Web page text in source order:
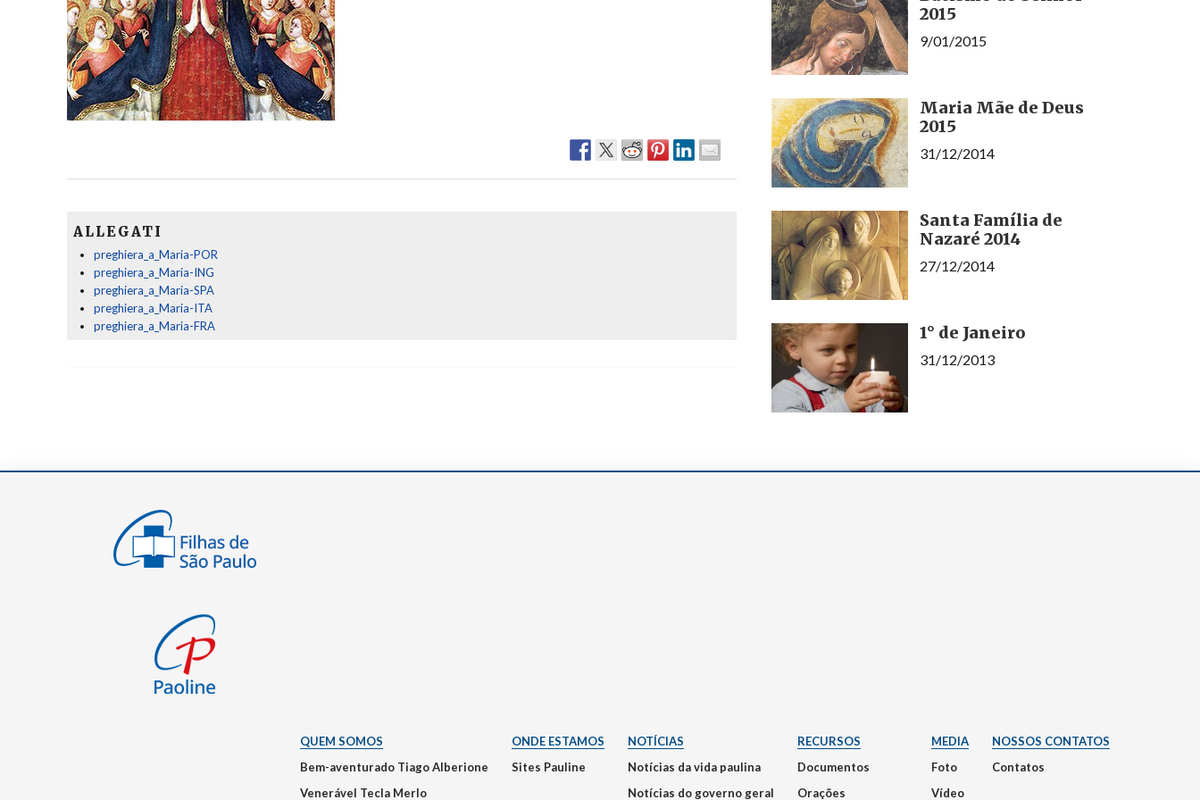
ALLEGATI
preghiera_a_Maria-POR
preghiera_a_Maria-ING
preghiera_a_Maria-SPA
preghiera_a_Maria-ITA
preghiera_a_Maria-FRA
2015
9/01/2015
Maria Mãe de Deus
2015
31/12/2014
Santa Família de
Nazaré 2014
27/12/2014
1° de Janeiro
31/12/2013
QUEM SOMOS
Bem-aventurado Tiago Alberione
Venerável Tecla Merlo
ONDE ESTAMOS
Sites Pauline
NOTÍCIAS
Notícias da vida paulina
Notícias do governo geral
RECURSOS
Documentos
Orações
MEDIA
Foto
Vídeo
NOSSOS CONTATOS
Contatos